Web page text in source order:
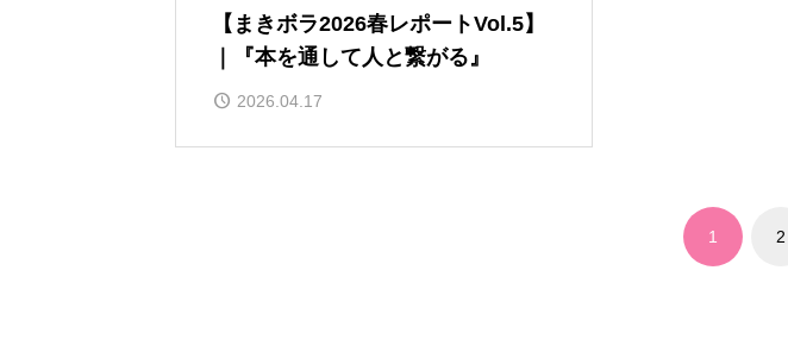
【まきボラ2026春レポートVol.5】
｜『本を通して人と繋がる』
2026.04.17
1 2